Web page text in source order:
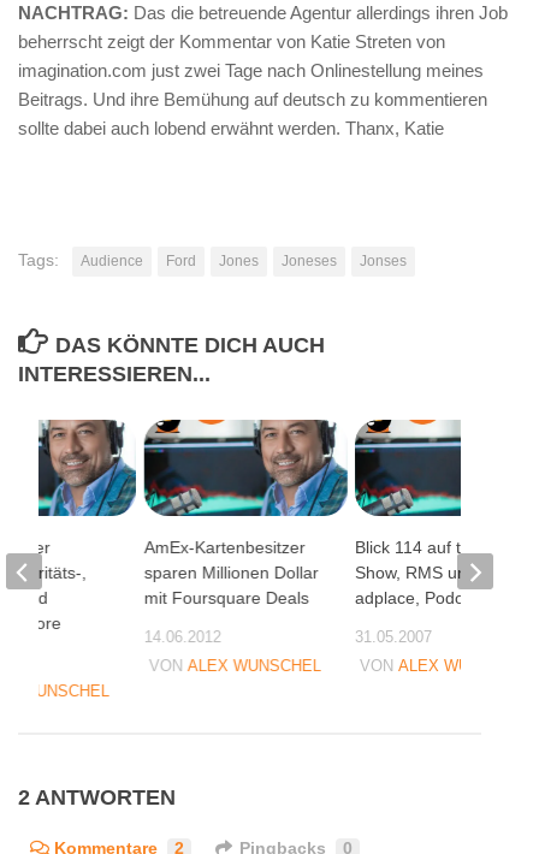
NACHTRAG: Das die betreuende Agentur allerdings ihren Job
beherrscht zeigt der Kommentar von Katie Streten von
imagination.com just zwei Tage nach Onlinestellung meines
Beitrags. Und ihre Bemühung auf deutsch zu kommentieren
sollte dabei auch lobend erwähnt werden. Thanx, Katie
Tags: Audience Ford Jones Joneses Jonses
DAS KÖNNTE DICH AUCH
INTERESSIEREN...
AmEx-Kartenbesitzer
sparen Millionen Dollar
mit Foursquare Deals
14.06.2012
VON ALEX WUNSCHEL
Blick 114 auf toptrnd-
Show, RMS und
adplace, Podoskop
31.05.2007
VONALEX WUNSCHEL
– Der
,
und
Score
WUNSCHEL
2 ANTWORTEN
Kommentare 2 Pingbacks 0